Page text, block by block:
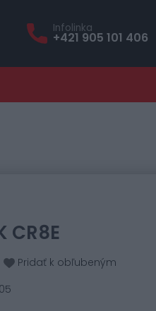
Infolinka
+421 905 101 406
CR8E
Pridať k obľubeným